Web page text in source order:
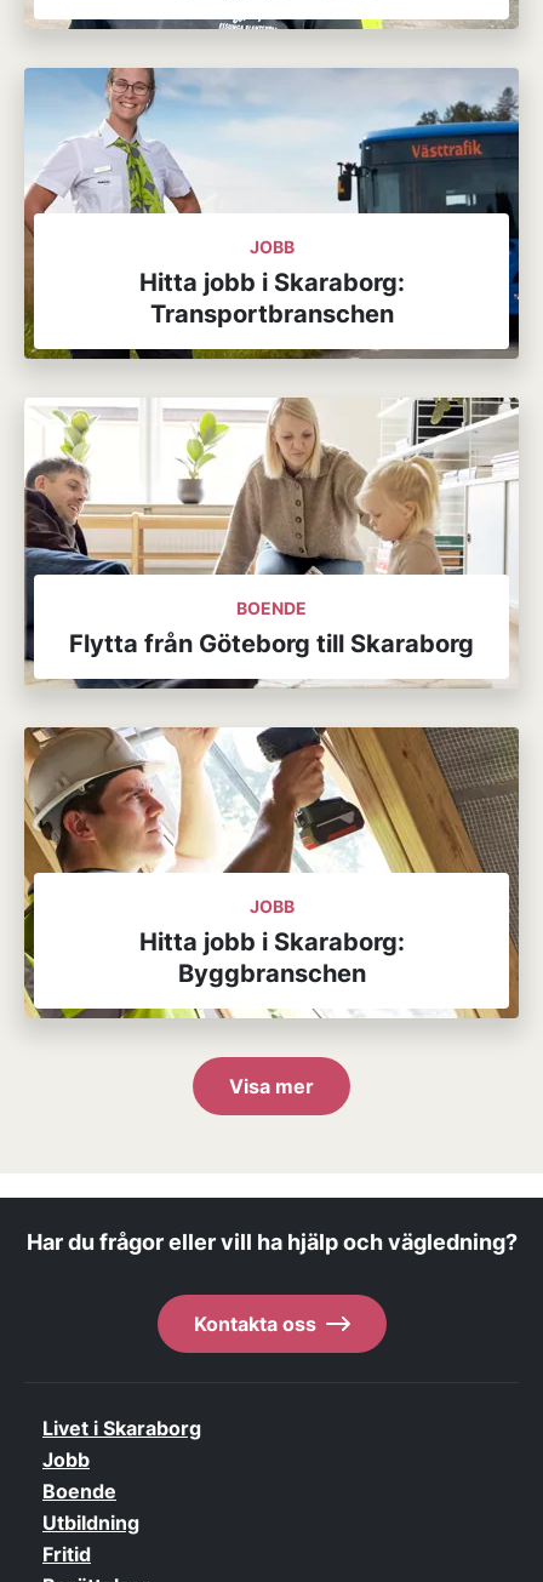
JOBB
Hitta jobb i Skaraborg:
Transportbranschen
BOENDE
Flytta från Göteborg till Skaraborg
JOBB
Hitta jobb i Skaraborg:
Byggbranschen
Visa mer
Har du frågor eller vill ha hjälp och vägledning?
Kontakta oss
Livet i Skaraborg
Jobb
Boende
Utbildning
Fritid